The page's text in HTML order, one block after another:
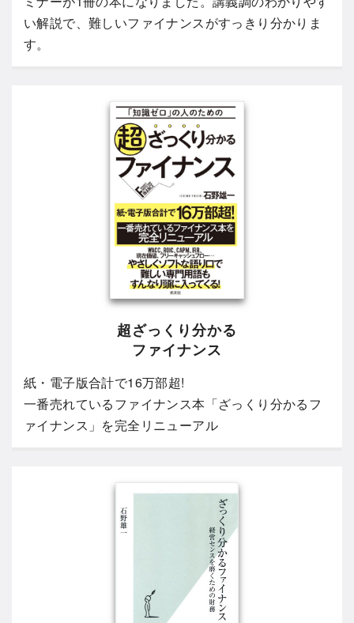
い解説で、難しいファイナンスがすっきり分かりま
す。
超ざっくり分かる
ファイナンス
紙・電子版合計で16万部超!
一番売れているファイナンス本「ざっくり分かるフ
ァイナンス」を完全リニューアル